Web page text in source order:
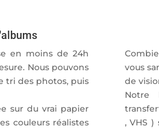
en moins de 24h
Nous pouvons
tri des photos, puis
sur du vrai papier
couleurs réalistes
vous
de
Notre
, VHS )